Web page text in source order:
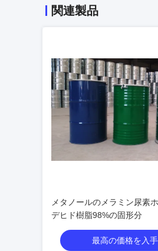
関連製品
メタノールのメラミン尿素
デヒド樹脂98%の固形分
最高の価格を入手